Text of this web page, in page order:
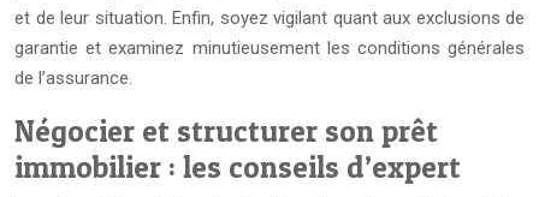
et de leur situation. Enfin, soyez vigilant quant aux exclusions de
garantie et examinez minutieusement les conditions générales
de l’assurance.
Négocier et structurer son prêt
immobilier : les conseils d’expert